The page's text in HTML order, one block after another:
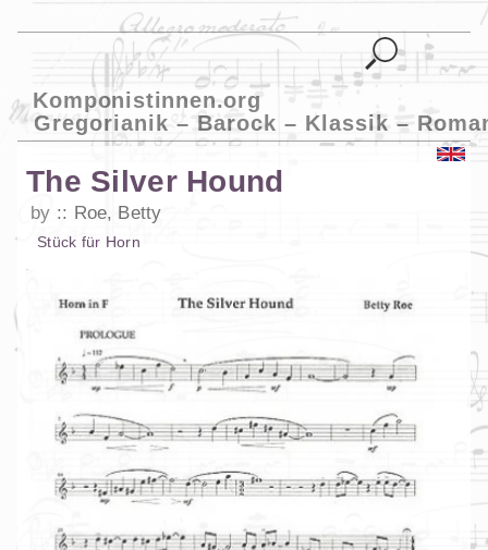
Komponistinnen.org
Gregorianik – Barock – Klassik –
The Silver Hound
by Roe, Betty
Stück für Horn